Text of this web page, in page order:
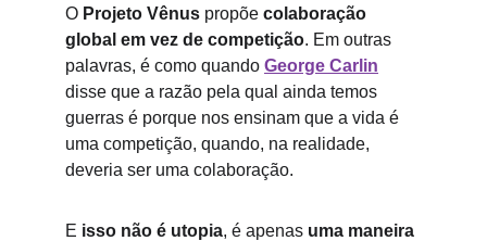
O Projeto Vênus propõe colaboração
global em vez de competição. Em outras
palavras, é como quando George Carlin
disse que a razão pela qual ainda temos
guerras é porque nos ensinam que a vida é
uma competição, quando, na realidade,
deveria ser uma colaboração.
E isso não é utopia, é apenas uma maneira